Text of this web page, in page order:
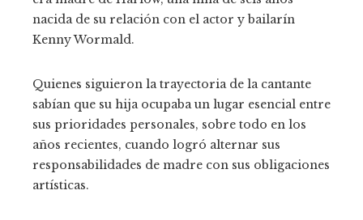
nacida de su relación con el actor y bailarín
Kenny Wormald.
Quienes siguieron la trayectoria de la cantante
sabían que su hija ocupaba un lugar esencial entre
sus prioridades personales, sobre todo en los
años recientes, cuando logró alternar sus
responsabilidades de madre con sus obligaciones
artísticas.